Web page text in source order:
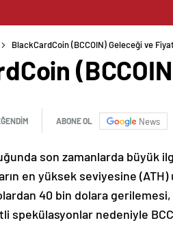
BlackCardCoin (BCCOIN) Geleceği ve
ABONE OL News
son zamanlarda büyük
en yüksek seviyesine
40 bin dolara
spekülasyonlar nedeniyle